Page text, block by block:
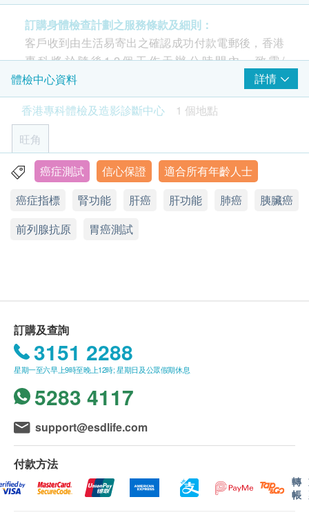
病毒抗體EBV (鼻咽癌)
2 基本項目
基本健康評估
個人健康分析問卷
血壓
身高
體重
脈搏
身高體重比例指數分析
醫生體格檢驗(聽力、視力、心、肺及腹部)
血脂
極低密度膽固醇
糖尿
空腹血糖
肝功能
白蛋白球蛋白比例
白蛋白
總膽紅素
直接膽紅素
檢查包括檢查包括基本檢查，樣本檢查，一般血液
檢測項目及7項男士常見癌症指標檢查。
此計劃為男士而設，提供7項常見癌症指標檢查(鼻
咽癌、肝癌、腸癌、胰臟癌、胃癌、肺癌及前列腺
癌)。
訂購身體檢查計劃之服務條款及細則：
客戶收到由生活易寄出之確認成功付款電郵後，香港
專科將於隨後1-2個工作天辦公時間內，致電/
WhatsApp客戶預約身體檢查的時間及地點。客戶亦
可致電查詢或在訂單確認後1個工作天致電/
WhatsApp該中心預約。(電話：3405 8288 /
WhatsApp: 6053 2278)
年齡
健康檢查計畫只適用於18歲或以上之人士。
有效期
本身體檢查計畫有效期為6個月，客戶必須于6個月內
進檢查報告， 工作天不包括星期六、日及公眾假期。
輪侯報告講解時間會因應不同情況(如個別化驗專案所
需時間或客人指明特定時段)而有所延長。
(1) 親身領取：親身前往檢驗中心
(2) 電話講解報告(自取報告)
取報告時間 : 星期一至六-下午 9:00am - 4:00pm
注意事項
體檢中心資料
詳情
香港專科體檢及造影診斷中心
1 個地點
旺角
九龍旺角彌敦道625&639號雅蘭中心一期20樓全層
顯示地圖
星期一至六：9:00a.m – 7:00p.m.
癌症測試 信心保證
適合所有年齡人士
癌症指標
腎功能 肝癌 肝功能 肺癌
胰臟癌
前列腺抗原
胃癌測試
訂購及查詢
3151 2288
星期一至六早上9時至晚上12時; 星期日及公眾假期休息
5283 4117
support@esdlife.com
付款方法
轉
帳